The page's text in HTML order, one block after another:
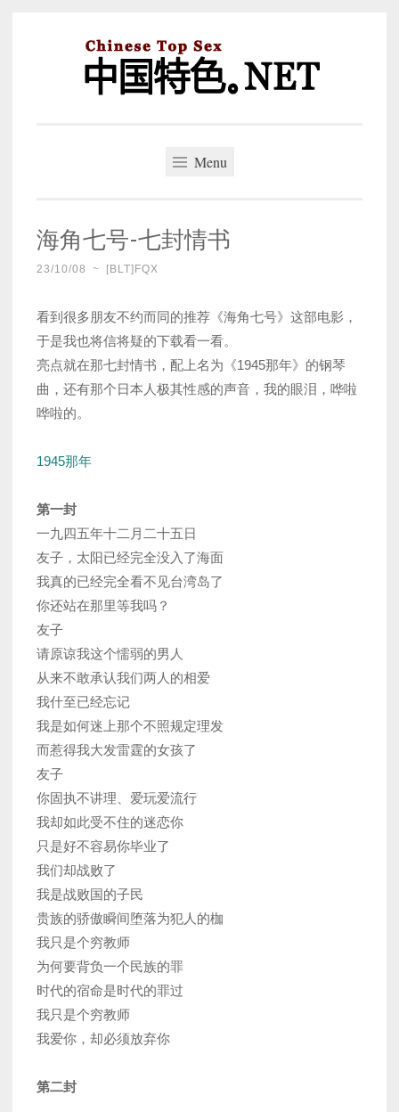
Menu
海角七号-七封情书
23/10/08 ~ [BLT]FQX
看到很多朋友不约而同的推荐《海角七号》这部电影，
于是我也将信将疑的下载看一看。
亮点就在那七封情书，配上名为《1945那年》的钢琴
曲，还有那个日本人极其性感的声音，我的眼泪，哗啦
哗啦的。
1945那年
第一封
一九四五年十二月二十五日
友子，太阳已经完全没入了海面
我真的已经完全看不见台湾岛了
你还站在那里等我吗？
友子
请原谅我这个懦弱的男人
从来不敢承认我们两人的相爱
我什至已经忘记
我是如何迷上那个不照规定理发
而惹得我大发雷霆的女孩了
友子
你固执不讲理、爱玩爱流行
我却如此受不住的迷恋你
只是好不容易你毕业了
我们却战败了
我是战败国的子民
贵族的骄傲瞬间堕落为犯人的枷
我只是个穷教师
为何要背负一个民族的罪
时代的宿命是时代的罪过
我只是个穷教师
我爱你，却必须放弃你
第二封